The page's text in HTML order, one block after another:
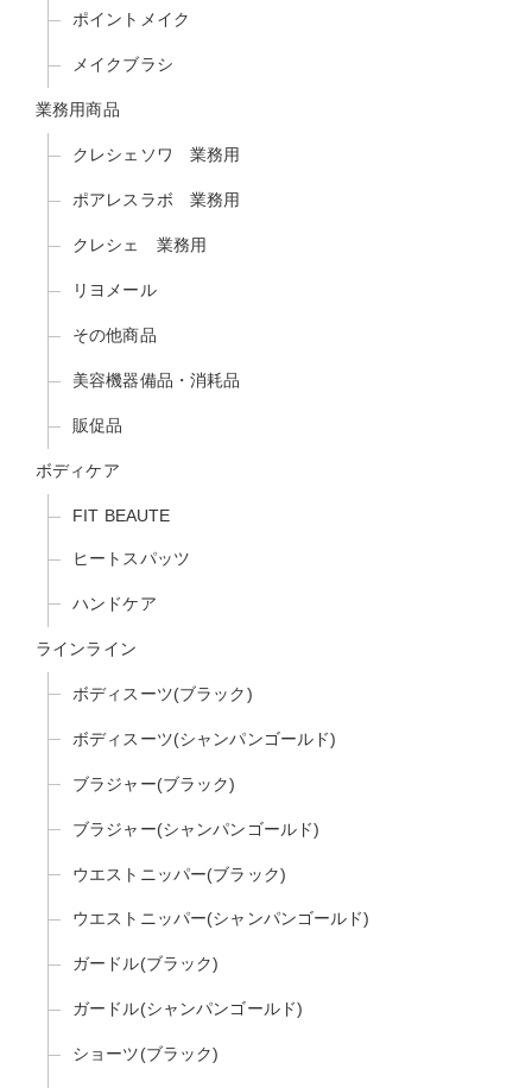
ポイントメイク
メイクブラシ
業務用商品
クレシェソワ 業務用
ポアレスラボ 業務用
クレシェ 業務用
リヨメール
その他商品
美容機器備品・消耗品
販促品
ボディケア
FIT BEAUTE
ヒートスパッツ
ハンドケア
ラインライン
ボディスーツ(ブラック)
ボディスーツ(シャンパンゴールド)
ブラジャー(ブラック)
ブラジャー(シャンパンゴールド)
ウエストニッパー(ブラック)
ウエストニッパー(シャンパンゴールド)
ガードル(ブラック)
ガードル(シャンパンゴールド)
ショーツ(ブラック)